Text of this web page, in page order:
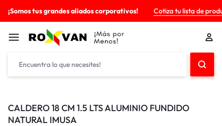
¡Somos tus grandes aliados corporativos! Cotiza tu lista de
CALDERO 18 CM 1.5 LTS ALUMINIO FUNDIDO
NATURAL IMUSA